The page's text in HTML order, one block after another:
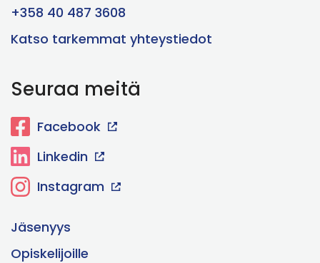
+358 40 487 3608
Katso tarkemmat yhteystiedot
Seuraa meitä
Facebook
Linkedin
Instagram
Jäsenyys
Opiskelijoille